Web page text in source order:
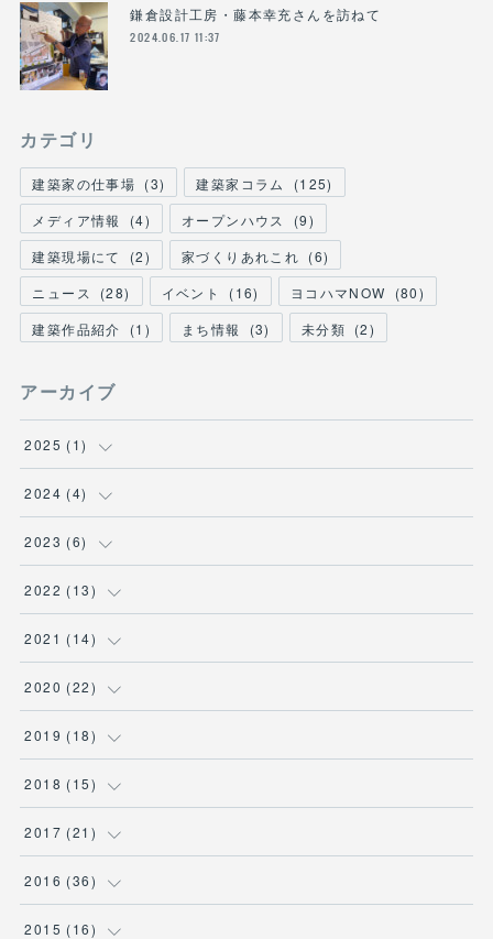
鎌倉設計工房・藤本幸充さんを訪ねて
2024.06.17 11:37
カテゴリ
建築家の仕事場 (3) 建築家コラム (125)
メディア情報
(4) オープンハウス (9)
建築現場にて
(2) 家づくりあれこれ (6)
ニュース
(28) イベント (16) ヨコハマNOW (80)
建築作品紹介
(1 ) まち情報 (3) 未分類 (2)
アーカイブ
2025 (1)
(1
2024 (4)
(1
(1)
( 1 )
(1)
2023 (6)
(2)
( 1 )
(1)
( 1 )
2022 (13)
(1)
(1)
(1)
( 1)
2021 (14)
(1)
(1)
( 1)
( 1 )
2020 (22)
(1)
(2)
(1 )
( 4)
2019 (18)
(1)
(1 )
(6)
( 1)
2018 (15)
(1 )
(1)
(1)
2017 (21 )
(2)
(2)
2016 (36)
(1)
2015 (16)